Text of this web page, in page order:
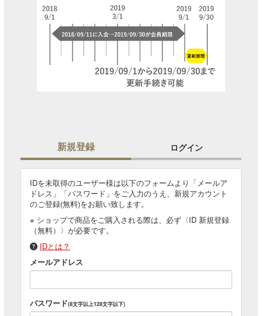
新規登録 ログイン
IDを未取得のユーザー様は以下のフォームより「メールア
ドレス」「パスワード」をご入力のうえ、新規アカウント
のご登録(無料)をお願い致します。
※ ショップで商品をご購入される際は、必ず〈ID 新規登録
（無料）〉が必要です。
IDとは？
メールアドレス
パスワード(8文字以上128文字以下)